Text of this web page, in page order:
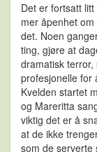
Det er fortsatt
mer åpenhet
det. Noen
ting, gjøre at
dramatisk
profesjonelle for
Kvelden startet
og Mareritta
viktig det er å
at de ikke
som de serverte